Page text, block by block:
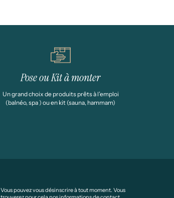
Pose ou Kit à monter
Un grand choix de produits prêts à l’emploi
(balnéo, spa ) ou en kit (sauna, hammam)
Vous pouvez vous désinscrire à tout moment. Vous